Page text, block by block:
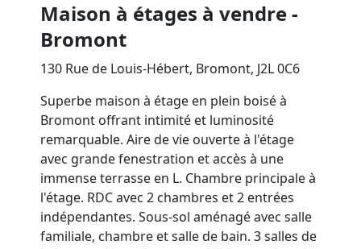
Maison à étages à vendre -
Bromont
130 Rue de Louis-Hébert, Bromont, J2L 0C6
Superbe maison à étage en plein boisé à
Bromont offrant intimité et luminosité
remarquable. Aire de vie ouverte à l'étage
avec grande fenestration et accès à une
immense terrasse en L. Chambre principale à
l'étage. RDC avec 2 chambres et 2 entrées
indépendantes. Sous-sol aménagé avec salle
familiale, chambre et salle de bain. 3 salles de